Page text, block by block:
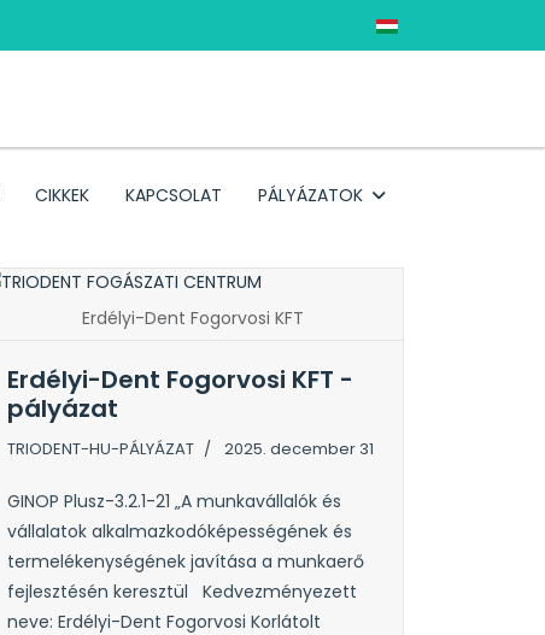
Válasszon nyelvet
CIKKEK KAPCSOLAT PÁLYÁZATOK
Erdélyi-Dent Fogorvosi KFT
Erdélyi-Dent Fogorvosi KFT -
pályázat
TRIODENT-HU-PÁLYÁZAT 2025. december 31
GINOP Plusz-3.2.1-21 „A munkavállalók és
vállalatok alkalmazkodóképességének és
termelékenységének javítása a munkaerő
fejlesztésén keresztül Kedvezményezett
neve: Erdélyi-Dent Fogorvosi Korlátolt